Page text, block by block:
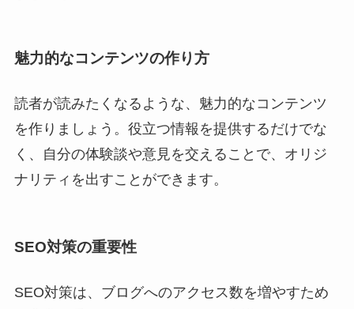
魅力的なコンテンツの作り方
読者が読みたくなるような、魅力的なコンテンツ
を作りましょう。役立つ情報を提供するだけでな
く、自分の体験談や意見を交えることで、オリジ
ナリティを出すことができます。
SEO対策の重要性
SEO対策は、ブログへのアクセス数を増やすため